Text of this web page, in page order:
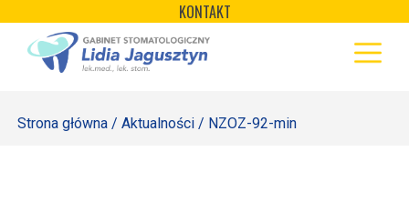
content
KONTAKT ×
STRONA GŁÓWNA
REJESTRACJA
Strona główna / Aktualności / NZOZ-92-min